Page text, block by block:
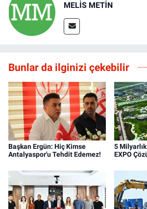
MELİS METİN
Bunlar da ilginizi çekebilir
Başkan Ergün: Hiç Kimse
Antalyaspor'u Tehdit Edemez!
5
EXPO